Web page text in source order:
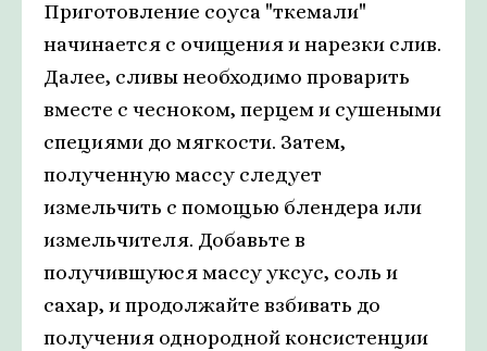
Приготовление соуса "ткемали"
начинается с очищения и нарезки слив.
Далее, сливы необходимо проварить
вместе с чесноком, перцем и сушеными
специями до мягкости. Затем,
полученную массу следует
измельчить с помощью блендера или
измельчителя. Добавьте в
получившуюся массу уксус, соль и
сахар, и продолжайте взбивать до
получения однородной консистенции